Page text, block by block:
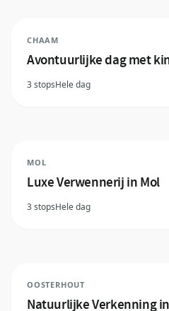
CHAAM
Avontuurlijke dag met
3 stopsHele dag
MOL
Luxe Verwennerij in Mol
3 stopsHele dag
OOSTERHOUT
Natuurlijke Verkenning